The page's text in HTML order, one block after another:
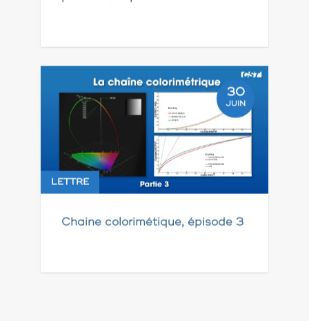
30
JUIN
LETTRE
Chaine colorimétique, épisode 3